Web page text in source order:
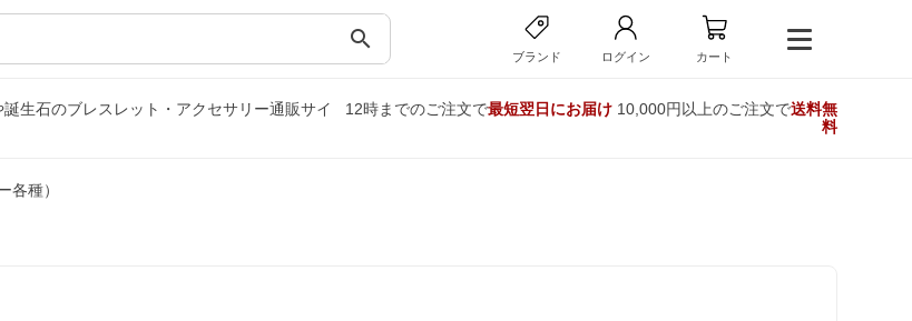
search
ブランド ログイン カート
生石のブレスレット・アクセサリー通販サイ
12時までのご注文で最短翌日にお届け10,000円以上のご注文で送料無
料
各種）